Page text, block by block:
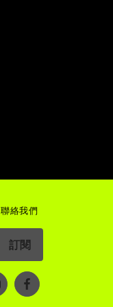
聯絡我們
訂閱